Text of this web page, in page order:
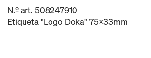
N.º art. 508247910
Etiqueta "Logo Doka" 75x33mm